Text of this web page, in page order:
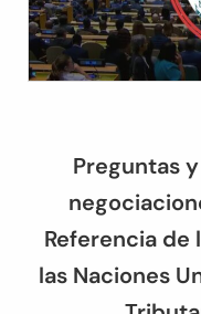
Preguntas
Referencia de
las Naciones